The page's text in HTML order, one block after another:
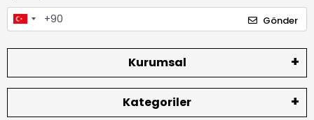
Gönder
Kurumsal
Kategoriler